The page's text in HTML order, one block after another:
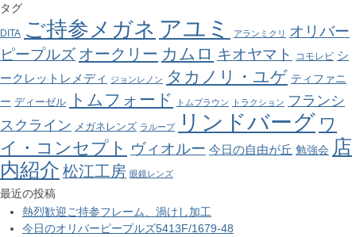
タグ
DITA ご持参メガネ アユミ アランミクリ
オリバー
ピープルズ オークリー カムロ キオヤマト コモレビ シ
ークレットレメディ
ジョンレノン タカノリ・ユゲ ティファニ
ー ディーゼル トムフォード トムブラウン トラクション フランシ
スクライン メガネレンズ ラループ リンドバーグ ワ
イ・コンセプト ヴィオルー 今日の自由が丘 勉強会 店
内紹介 松江工房 眼鏡レンズ
最近の投稿
熱烈歓迎ご持参フレーム、渦けし加工
今日のオリバーピープルズ5413F/1679-48